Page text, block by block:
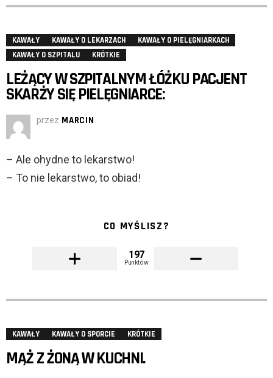
KAWAŁY KAWAŁY O LEKARZACH
KAWAŁY O PIELĘGNIARKACH
KAWAŁY O SZPITALU
KRÓTKIE
LEŻĄCY W SZPITALNYM ŁÓŻKU PACJENT
SKARŻY SIĘ PIELĘGNIARCE:
przez MARCIN
– Ale ohydne to lekarstwo!
– To nie lekarstwo, to obiad!
CO MYŚLISZ?
197
Punktów
KAWAŁY KAWAŁY O SPORCIE KRÓTKIE
MĄŻ Z ŻONĄ W KUCHNI.